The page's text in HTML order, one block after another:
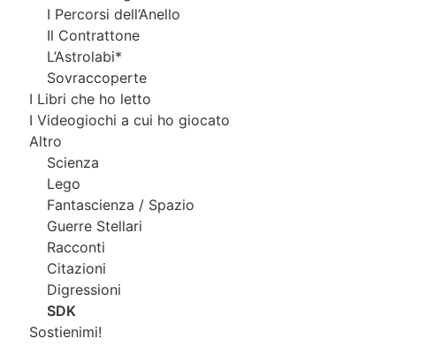
I Percorsi dell’Anello
Il Contrattone
L’Astrolabi*
Sovraccoperte
I Libri che ho letto
I Videogiochi a cui ho giocato
Altro
Scienza
Lego
Fantascienza / Spazio
Guerre Stellari
Racconti
Citazioni
Digressioni
SDK
Sostienimi!